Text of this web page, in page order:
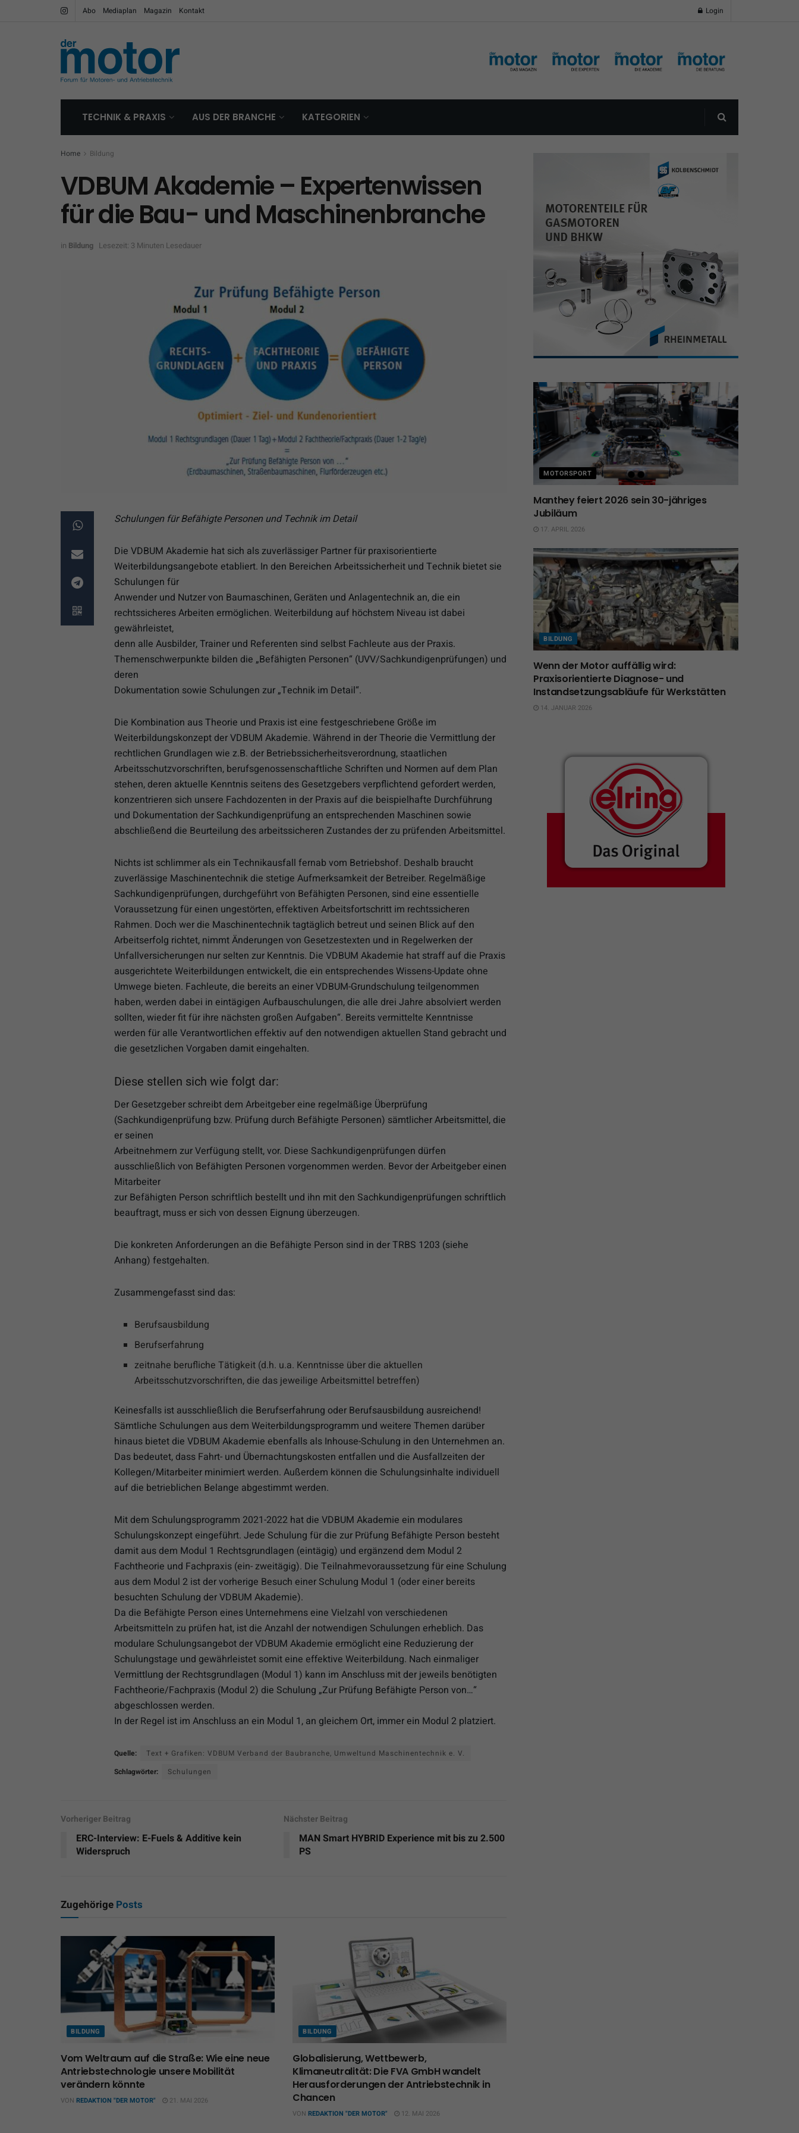
Abo Mediaplan Magazin Kontakt Login
TECHNIK & PRAXIS AUS DER BRANCHE KATEGORIEN
Home Bildung
VDBUM Akademie – Expertenwissen
für die Bau- und Maschinenbranche
in Bildung Lesezeit: 3 Minuten Lesedauer
Schulungen für Befähigte Personen und Technik im Detail
Die VDBUM Akademie hat sich als zuverlässiger Partner für praxisorientierte
Weiterbildungsangebote etabliert. In den Bereichen Arbeitssicherheit und Technik bietet sie
Schulungen für
Anwender und Nutzer von Baumaschinen, Geräten und Anlagentechnik an, die ein
rechtssicheres Arbeiten ermöglichen. Weiterbildung auf höchstem Niveau ist dabei
gewährleistet,
denn alle Ausbilder, Trainer und Referenten sind selbst Fachleute aus der Praxis.
Themenschwerpunkte bilden die „Befähigten Personen“ (UVV/Sachkundigenprüfungen) und
deren
Dokumentation sowie Schulungen zur „Technik im Detail“.
Die Kombination aus Theorie und Praxis ist eine festgeschriebene Größe im
Weiterbildungskonzept der VDBUM Akademie. Während in der Theorie die Vermittlung der
rechtlichen Grundlagen wie z.B. der Betriebssicherheitsverordnung, staatlichen
Arbeitsschutzvorschriften, berufsgenossenschaftliche Schriften und Normen auf dem Plan
stehen, deren aktuelle Kenntnis seitens des Gesetzgebers verpflichtend gefordert werden,
konzentrieren sich unsere Fachdozenten in der Praxis auf die beispielhafte Durchführung
und Dokumentation der Sachkundigenprüfung an entsprechenden Maschinen sowie
abschließend die Beurteilung des arbeitssicheren Zustandes der zu prüfenden Arbeitsmittel.
Nichts ist schlimmer als ein Technikausfall fernab vom Betriebshof. Deshalb braucht
zuverlässige Maschinentechnik die stetige Aufmerksamkeit der Betreiber. Regelmäßige
Sachkundigenprüfungen, durchgeführt von Befähigten Personen, sind eine essentielle
Voraussetzung für einen ungestörten, effektiven Arbeitsfortschritt im rechtssicheren
Rahmen. Doch wer die Maschinentechnik tagtäglich betreut und seinen Blick auf den
Arbeitserfolg richtet, nimmt Änderungen von Gesetzestexten und in Regelwerken der
Unfallversicherungen nur selten zur Kenntnis. Die VDBUM Akademie hat straff auf die Praxis
ausgerichtete Weiterbildungen entwickelt, die ein entsprechendes Wissens-Update ohne
Umwege bieten. Fachleute, die bereits an einer VDBUM-Grundschulung teilgenommen
haben, werden dabei in eintägigen Aufbauschulungen, die alle drei Jahre absolviert werden
sollten, wieder fit für ihre nächsten großen Aufgaben“. Bereits vermittelte Kenntnisse
werden für alle Verantwortlichen effektiv auf den notwendigen aktuellen Stand gebracht und
die gesetzlichen Vorgaben damit eingehalten.
Diese stellen sich wie folgt dar:
Der Gesetzgeber schreibt dem Arbeitgeber eine regelmäßige Überprüfung
(Sachkundigenprüfung bzw. Prüfung durch Befähigte Personen) sämtlicher Arbeitsmittel, die
er seinen
Arbeitnehmern zur Verfügung stellt, vor. Diese Sachkundigenprüfungen dürfen
ausschließlich von Befähigten Personen vorgenommen werden. Bevor der Arbeitgeber einen
Mitarbeiter
zur Befähigten Person schriftlich bestellt und ihn mit den Sachkundigenprüfungen schriftlich
beauftragt, muss er sich von dessen Eignung überzeugen.
Die konkreten Anforderungen an die Befähigte Person sind in der TRBS 1203 (siehe
Anhang) festgehalten.
Zusammengefasst sind das:
Berufsausbildung
Berufserfahrung
zeitnahe berufliche Tätigkeit (d.h. u.a. Kenntnisse über die aktuellen
Arbeitsschutzvorschriften, die das jeweilige Arbeitsmittel betreffen)
Keinesfalls ist ausschließlich die Berufserfahrung oder Berufsausbildung ausreichend!
Sämtliche Schulungen aus dem Weiterbildungsprogramm und weitere Themen darüber
hinaus bietet die VDBUM Akademie ebenfalls als Inhouse-Schulung in den Unternehmen an.
Das bedeutet, dass Fahrt- und Übernachtungskosten entfallen und die Ausfallzeiten der
Kollegen/Mitarbeiter minimiert werden. Außerdem können die Schulungsinhalte individuell
auf die betrieblichen Belange abgestimmt werden.
Mit dem Schulungsprogramm 2021-2022 hat die VDBUM Akademie ein modulares
Schulungskonzept eingeführt. Jede Schulung für die zur Prüfung Befähigte Person besteht
damit aus dem Modul 1 Rechtsgrundlagen (eintägig) und ergänzend dem Modul 2
Fachtheorie und Fachpraxis (ein- zweitägig). Die Teilnahmevoraussetzung für eine Schulung
aus dem Modul 2 ist der vorherige Besuch einer Schulung Modul 1 (oder einer bereits
besuchten Schulung der VDBUM Akademie).
Da die Befähigte Person eines Unternehmens eine Vielzahl von verschiedenen
Arbeitsmitteln zu prüfen hat, ist die Anzahl der notwendigen Schulungen erheblich. Das
modulare Schulungsangebot der VDBUM Akademie ermöglicht eine Reduzierung der
Schulungstage und gewährleistet somit eine effektive Weiterbildung. Nach einmaliger
Vermittlung der Rechtsgrundlagen (Modul 1) kann im Anschluss mit der jeweils benötigten
Fachtheorie/Fachpraxis (Modul 2) die Schulung „Zur Prüfung Befähigte Person von…“
abgeschlossen werden.
In der Regel ist im Anschluss an ein Modul 1, an gleichem Ort, immer ein Modul 2 platziert.
Quelle:
Text + Grafiken: VDBUM Verband der Baubranche, Umweltund Maschinentechnik e. V.
Schlagwörter:
Schulungen
Vorheriger Beitrag
ERC-Interview: E-Fuels & Additive kein
Widerspruch
Nächster Beitrag
MAN Smart HYBRID Experience mit bis zu 2.500
PS
Zugehörige Posts
BILDUNG
Vom Weltraum auf die Straße: Wie eine neue
Antriebstechnologie unsere Mobilität
verändern könnte
VON REDAKTION "DER MOTOR" 21. MAI 2026
BILDUNG
Globalisierung, Wettbewerb,
Klimaneutralität: Die FVA GmbH wandelt
Herausforderungen der Antriebstechnik in
Chancen
VON REDAKTION "DER MOTOR" 12. MAI 2026
MOTORSPORT
Manthey feiert 2026 sein 30-jähriges
Jubiläum
17. APRIL 2026
BILDUNG
Wenn der Motor auffällig wird:
Praxisorientierte Diagnose- und
Instandsetzungsabläufe für Werkstätten
14. JANUAR 2026